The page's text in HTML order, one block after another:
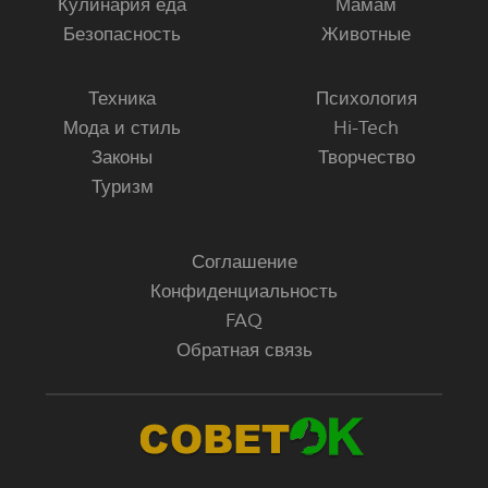
Кулинария еда
Безопасность
Мамам
Животные
Техника
Мода и стиль
Законы
Туризм
Психология
Hi-Tech
Творчество
Соглашение
Конфиденциальность
FAQ
Обратная связь